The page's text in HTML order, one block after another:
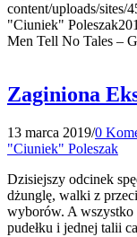
content/uploads/sites/
"Ciuniek" Poleszak
Men Tell No Tales –
Zaginiona
13 marca 2019/0
"Ciuniek" Poleszak
Dzisiejszy odcinek
dżunglę, walki z
wyborów. A wszystko
pudełku i jednej talii